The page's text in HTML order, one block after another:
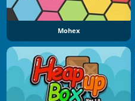
Mohex